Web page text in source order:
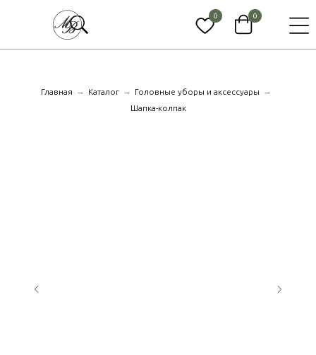
0
0
Главная → Каталог → Головные уборы и аксессуары →
Шапка-колпак